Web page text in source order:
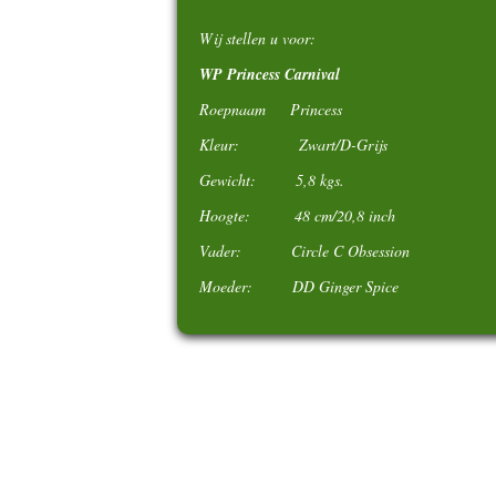
Wij stellen u voor:
WP Princess Carnival
Roepnaam Princess
Kleur: Zwart/D-Grijs
Gewicht: 5,8 kgs.
Hoogte: 48 cm/20,8 inch
Vader: Circle C Obsession
Moeder: DD Ginger Spice